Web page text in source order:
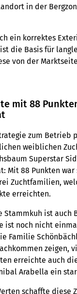
in der
ein korrektes
die Basis für
von der
mit 88
zum Betrieb
weiblichen
Superstar
Mit 88 Punkten war
Zuchtfamilien,
erreichten.
Stammkuh ist auch
ist noch nicht
Familie
zeigen,
erreichte auch
Arabella ein
schaffte diese